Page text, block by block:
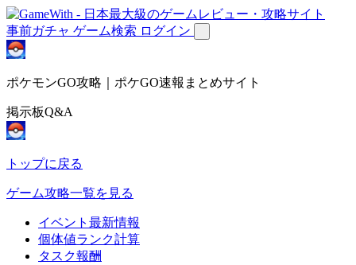
事前ガチャ ゲーム検索 ログイン
ポケモンGO攻略｜ポケGO速報まとめサイト
掲示板Q&A
トップに戻る
ゲーム攻略一覧を見る
イベント最新情報
個体値ランク計算
タスク報酬